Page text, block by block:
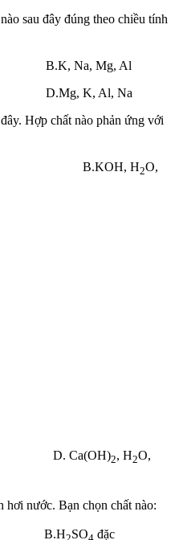
sau đây đúng theo chiều tính
Na, Mg, Al
K, Al, Na
Hợp chất nào phản ứng với
H2O,
2, H2O,
hơi nước. Bạn chọn chất nào:
SO đặc